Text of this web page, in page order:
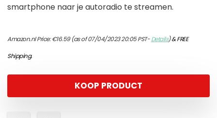
smartphone naar je autoradio te streamen.
Amazon.nl Price:€16.59(as of 07/04/2023 20:05 PST-Details)&FREE
Shipping.
KOOP PRODUCT